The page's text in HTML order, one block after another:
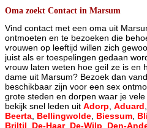
Oma zoekt Contact in Marsum
Vind contact met een oma uit
ontmoeten en te bezoeken die
vrouwen op leeftijd willen zich
juist als er toespelingen gedaan
vrouw laten weten hoe geil ze is en
dame uit Marsum? Bezoek dan
beschikbaar zijn voor een sex
grote steden en dorpen waar je
bekijk snel leden uit Adorp Aduard
Beerta Bellingwolde Biessum
Briltil
De-Haar, De-Wilp Den-